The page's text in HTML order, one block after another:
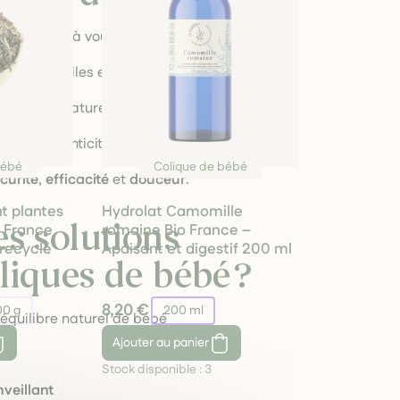
à vous proposer des produits :
ni huiles essentielles irritantes
et de la nature
d'authenticité et de traçabilité
,efficacitéetdouceur.
solutions
de bébé ?
naturel de bébé
plantes
g
Colique de bébé
Hydrolat Camomille
romaine Bio France –
Apaisant et digestif 200 ml
8,20 €
200 ml
Ajouter
au panier
Stock disponible : 3